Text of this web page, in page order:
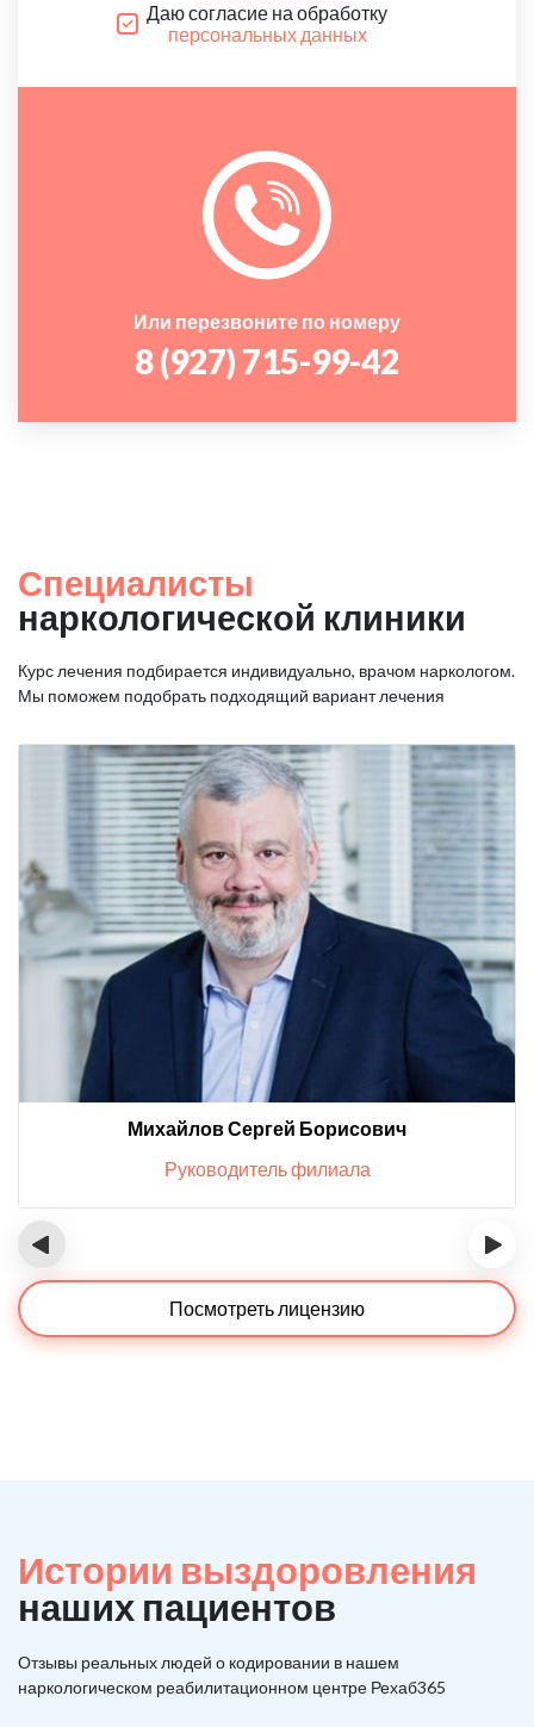
Даю согласие на обработку
персональных данных
Или перезвоните по номеру
8 (927) 715-99-42
Специалисты
наркологической клиники
Курс лечения подбирается индивидуально, врачом наркологом.
Мы поможем подобрать подходящий вариант лечения
Михайлов Сергей Борисович
Руководитель филиала
‹ ›
Посмотреть лицензию
Истории выздоровления
наших пациентов
Отзывы реальных людей о кодировании в нашем
наркологическом реабилитационном центре Рехаб365